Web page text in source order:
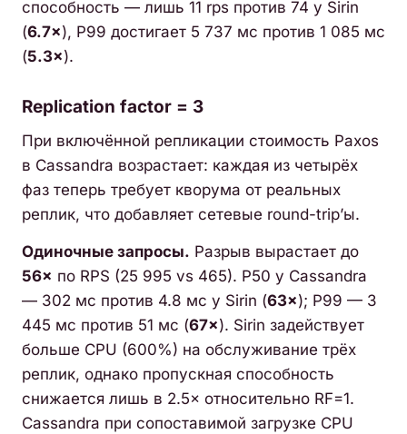
способность — лишь 11 rps против 74 у Sirin
(6.7×), P99 достигает 5 737 мс против 1 085 мс
(5.3×).
Replication factor = 3
При включённой репликации стоимость Paxos
в Cassandra возрастает: каждая из четырёх
фаз теперь требует кворума от реальных
реплик, что добавляет сетевые round-trip’ы.
Одиночные запросы. Разрыв вырастает до
56× по RPS (25 995 vs 465). P50 у Cassandra
— 302 мс против 4.8 мс у Sirin (63×); P99 — 3
445 мс против 51 мс (67×). Sirin задействует
больше CPU (600%) на обслуживание трёх
реплик, однако пропускная способность
снижается лишь в 2.5× относительно RF=1.
Cassandra при сопоставимой загрузке CPU